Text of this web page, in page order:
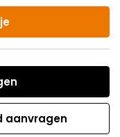
aanvragen